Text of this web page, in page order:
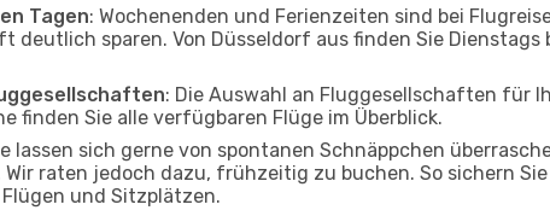
Tagen: Wochenenden und Ferienzeiten sind bei
deutlich sparen. Von Düsseldorf aus finden Sie Dienstags
: Die Auswahl an Fluggesellschaften für
finden Sie alle verfügbaren Flüge im Überblick.
lassen sich gerne von spontanen Schnäppchen
raten jedoch dazu, frühzeitig zu buchen. So sichern
und Sitzplätzen.